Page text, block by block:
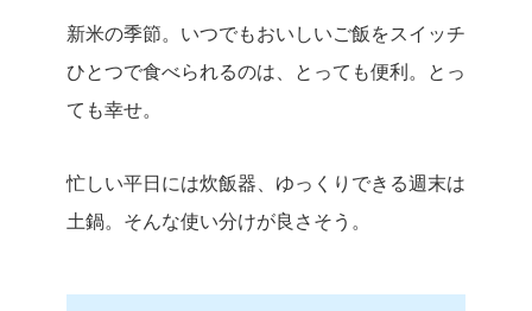
新米の季節。いつでもおいしいご飯をスイッチ
ひとつで食べられるのは、とっても便利。とっ
ても幸せ。
忙しい平日には炊飯器、ゆっくりできる週末は
土鍋。そんな使い分けが良さそう。